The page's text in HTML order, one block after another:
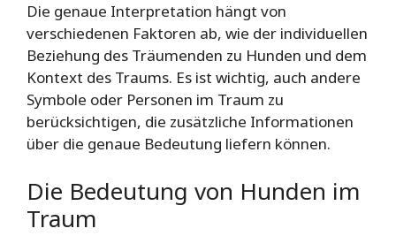
Die genaue Interpretation hängt von
verschiedenen Faktoren ab, wie der individuellen
Beziehung des Träumenden zu Hunden und dem
Kontext des Traums. Es ist wichtig, auch andere
Symbole oder Personen im Traum zu
berücksichtigen, die zusätzliche Informationen
über die genaue Bedeutung liefern können.
Die Bedeutung von Hunden im
Traum